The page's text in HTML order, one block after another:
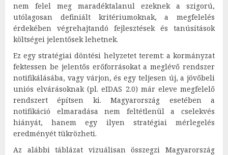
nem felel meg maradéktalanul ezeknek a szigorú,
utólagosan definiált kritériumoknak, a megfelelés
érdekében végrehajtandó fejlesztések és tanúsítások
költségei jelentősek lehetnek.
Ez egy stratégiai döntési helyzetet teremt: a kormányzat
fektessen be jelentős erőforrásokat a meglévő rendszer
notifikálásába, vagy várjon, és egy teljesen új, a jövőbeli
uniós elvárásoknak (pl. eIDAS 2.0) már eleve megfelelő
rendszert építsen ki. Magyarország esetében a
notifikáció elmaradása nem feltétlenül a cselekvés
hiányát, hanem egy ilyen stratégiai mérlegelés
eredményét tükrözheti.
Az alábbi táblázat vizuálisan összegzi Magyarország